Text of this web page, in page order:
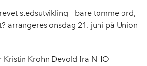
stedsutvikling – bare tomme ord,
arrangeres onsdag 21. juni på Union
Kristin Krohn Devold fra NHO